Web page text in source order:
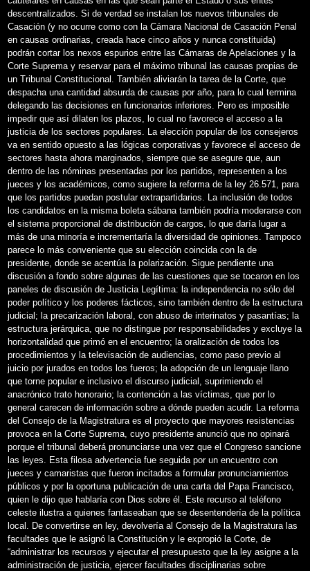
descentralizados. Si de verdad se instalan los nuevos tribunales de
Casación (y no ocurre como con la Cámara Nacional de Casación Penal
en causas ordinarias, creada hace cinco años y nunca constituida)
podrán cortar los nexos espurios entre las Cámaras de Apelaciones y la
Corte Suprema y reservar para el máximo tribunal las causas propias de
un Tribunal Constitucional. También aliviarán la tarea de la Corte, que
despacha una cantidad absurda de causas por año, para lo cual termina
delegando las decisiones en funcionarios inferiores. Pero es imposible
impedir que así dilaten los plazos, lo cual no favorece el acceso a la
justicia de los sectores populares. La elección popular de los consejeros
va en sentido opuesto a las lógicas corporativas y favorece el acceso de
sectores hasta ahora marginados, siempre que se asegure que, aun
dentro de las nóminas presentadas por los partidos, representen a los
jueces y los académicos, como sugiere la reforma de la ley 26.571, para
que los partidos puedan postular extrapartidarios. La inclusión de todos
los candidatos en la misma boleta sábana también podría moderarse con
el sistema proporcional de distribución de cargos, lo que daría lugar a
más de una minoría e incrementaría la diversidad de opiniones. Tampoco
parece lo más conveniente que su elección coincida con la de
presidente, donde se acentúa la polarización. Sigue pendiente una
discusión a fondo sobre algunas de las cuestiones que se tocaron en los
paneles de discusión de Justicia Legítima: la independencia no sólo del
poder político y los poderes fácticos, sino también dentro de la estructura
judicial; la precarización laboral, con abuso de interinatos y pasantías; la
estructura jerárquica, que no distingue por responsabilidades y excluye la
horizontalidad que primó en el encuentro; la oralización de todos los
procedimientos y la televisación de audiencias, como paso previo al
juicio por jurados en todos los fueros; la adopción de un lenguaje llano
que torne popular e inclusivo el discurso judicial, suprimiendo el
anacrónico trato honorario; la contención a las víctimas, que por lo
general carecen de información sobre a dónde pueden acudir. La reforma
del Consejo de la Magistratura es el proyecto que mayores resistencias
provoca en la Corte Suprema, cuyo presidente anunció que no opinará
porque el tribunal deberá pronunciarse una vez que el Congreso sancione
las leyes. Esta filosa advertencia fue seguida por un encuentro con
jueces y camaristas que fueron incitados a formular pronunciamientos
públicos y por la oportuna publicación de una carta del Papa Francisco,
quien le dijo que hablaría con Dios sobre él. Este recurso al teléfono
celeste ilustra a quienes fantaseaban que se desentendería de la política
local. De convertirse en ley, devolvería al Consejo de la Magistratura las
facultades que le asignó la Constitución y le expropió la Corte, de
“administrar los recursos y ejecutar el presupuesto que la ley asigne a la
administración de justicia, ejercer facultades disciplinarias sobre